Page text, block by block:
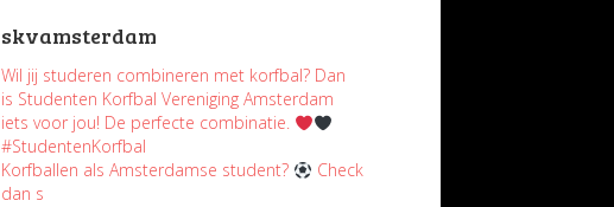
skvamsterdam
Wil jij studeren combineren met korfbal? Dan
is Studenten Korfbal Vereniging Amsterdam
iets voor jou! De perfecte combinatie.
#StudentenKorfbal
Korfballen als Amsterdamse student?
Check
dan s